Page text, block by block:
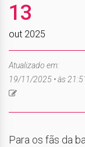
13
out 2025
Atualizado em:
19/11/2025 • às
Para os fãs da